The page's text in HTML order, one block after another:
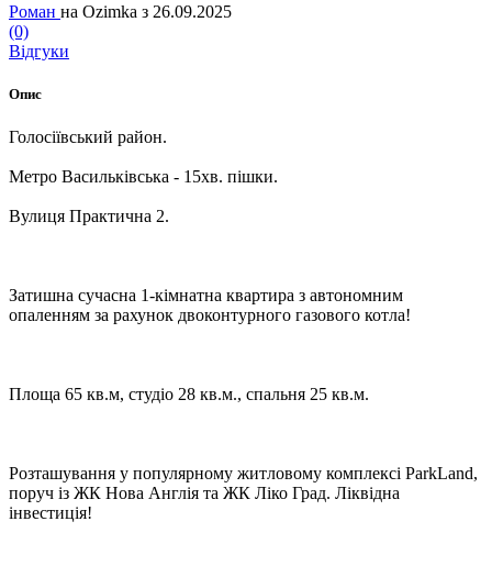
Роман на Ozimka з 26.09.2025
(0)
Відгуки
Опис
Голосіївський район.
Метро Васильківська - 15хв. пішки.
Вулиця Практична 2.
Затишна сучасна 1-кімнатна квартира з автономним
опаленням за рахунок двоконтурного газового котла!
Площа 65 кв.м, студіо 28 кв.м., спальня 25 кв.м.
Розташування у популярному житловому комплексі ParkLand,
поруч із ЖК Нова Англія та ЖК Ліко Град. Ліквідна
інвестиція!